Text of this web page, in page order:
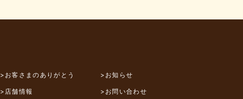
>お客さまのありがとう
>店舗情報
>お知らせ
>お問い合わせ